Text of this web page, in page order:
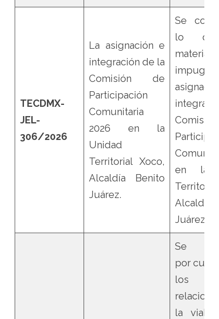
TECDMX-
JEL-
306/2026
La asignación e
integración de la
Comisión de
Participación
Comunitaria
2026 en la
Unidad
Territorial Xoco,
Alcaldía Benito
Juárez.
Se
lo
en la
Juárez.
Se
por
los
la